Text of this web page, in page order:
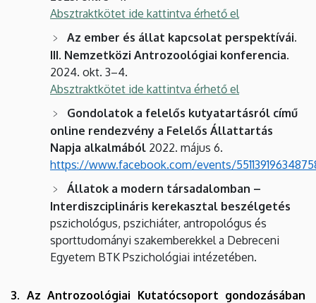
Absztraktkötet ide kattintva érhető el
Az ember és állat kapcsolat perspektívái.
III. Nemzetközi Antrozoológiai konferencia.
2024. okt. 3–4.
Absztraktkötet ide kattintva érhető el
Gondolatok a felelős kutyatartásról című
online rendezvény a Felelős Állattartás
Napja alkalmából 2022. május 6.
https://www.facebook.com/events/
Állatok a modern társadalomban –
Interdiszciplináris kerekasztal beszélgetés
pszichológus, pszichiáter, antropológus és
sporttudományi szakemberekkel a Debreceni
Egyetem BTK Pszichológiai intézetében.
3. Az Antrozoológiai Kutatócsoport gondozásában